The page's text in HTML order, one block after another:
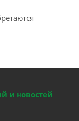
и новостей